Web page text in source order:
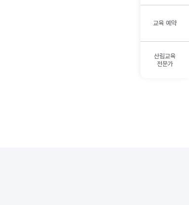
교육 예약
산림교육
전문가